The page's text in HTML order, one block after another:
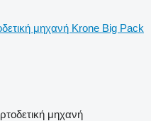
μηχανή Krone Big Pack
μηχανή